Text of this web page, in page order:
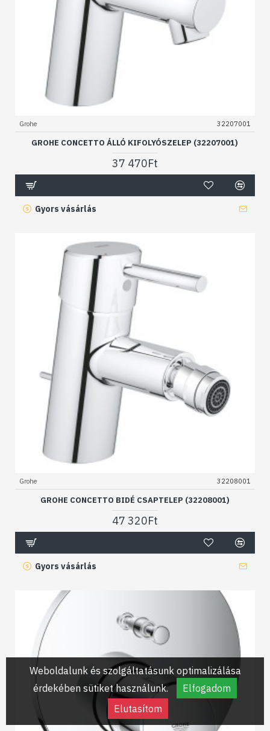
Grohe 32207001
GROHE CONCETTO ÁLLÓ KIFOLYÓSZELEP (32207001)
37 470Ft
Gyors vásárlás
Grohe 32208001
GROHE CONCETTO BIDÉ CSAPTELEP (32208001)
47 320Ft
Gyors vásárlás
Weboldalunk és szolgáltatásunk optimalizálása
érdekében sütiket használunk.
Elfogadom
Elutasítom